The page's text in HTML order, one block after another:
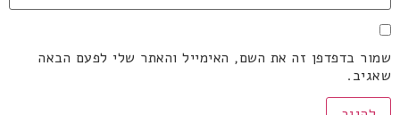
שמור בדפדפן זה את השם, האימייל והאתר שלי לפעם הבאה
שאגיב.